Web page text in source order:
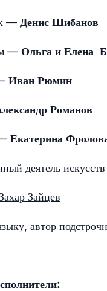
— Денис Шибанов
— Ольга и Елена
Иван Рюмин
Романов
Екатерина
деятель
Зайцев
автор